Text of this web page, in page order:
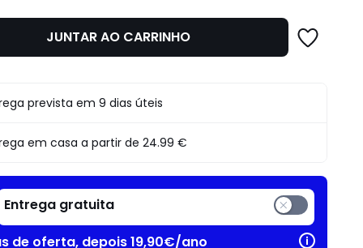
JUNTAR AO CARRINHO
prevista em 9 dias úteis
em casa a partir de24.99 €
Entrega gratuita
de oferta, depois 19,90€/ano